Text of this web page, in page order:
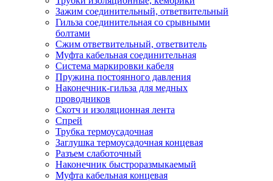
Зажим соединительный, ответвительный
Гильза соединительная со срывными
болтами
Сжим ответвительный, ответвитель
Муфта кабельная соединительная
Система маркировки кабеля
Пружина постоянного давления
Наконечник-гильза для медных
проводников
Скотч и изоляционная лента
Спрей
Трубка термоусадочная
Заглушка термоусадочная концевая
Разъем слаботочный
Наконечник быстроразмыкаемый
Муфта кабельная концевая